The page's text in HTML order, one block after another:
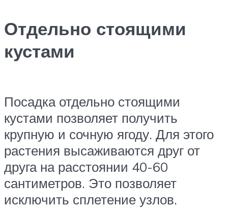
Отдельно стоящими
кустами
Посадка отдельно стоящими
кустами позволяет получить
крупную и сочную ягоду. Для этого
растения высаживаются друг от
друга на расстоянии 40-60
сантиметров. Это позволяет
исключить сплетение узлов.